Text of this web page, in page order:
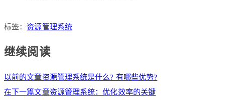
标签：资源管理系统
继续阅读
以前的文章资源管理系统是什么? 有哪些优势?
在下一篇文章资源管理系统：优化效率的关键